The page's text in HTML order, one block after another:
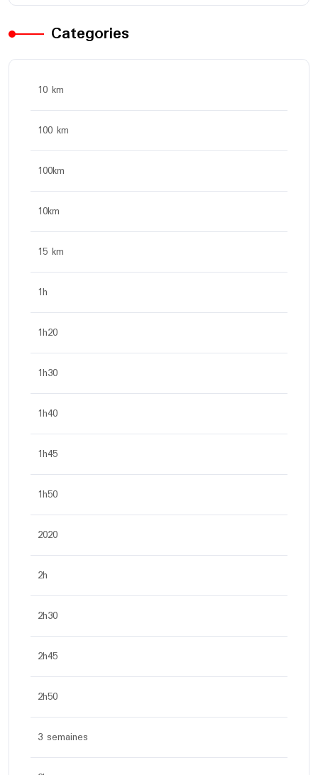
Categories
10 km
100 km
100km
10km
15 km
1h
1h20
1h30
1h40
1h45
1h50
2020
2h
2h30
2h45
2h50
3 semaines